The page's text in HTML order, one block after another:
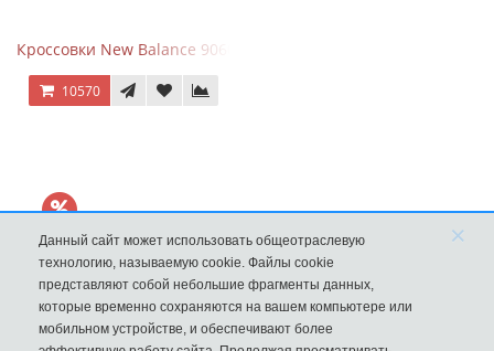
Кроссовки New Balance 9060 Sea Salt Surf
10570
Данный сайт может использовать общеотраслевую
технологию, называемую cookie. Файлы cookie
представляют собой небольшие фрагменты данных,
которые временно сохраняются на вашем компьютере или
мобильном устройстве, и обеспечивают более
×